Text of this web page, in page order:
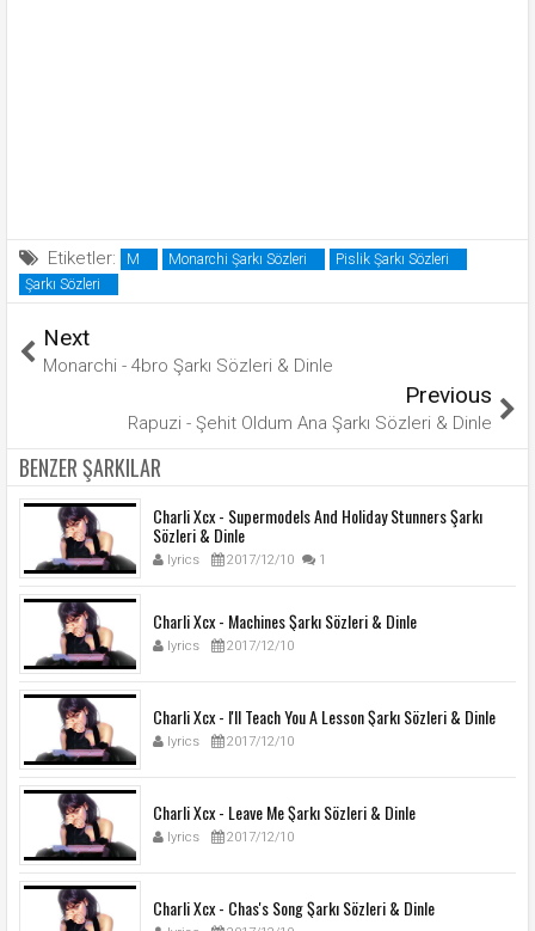
Etiketler: M Monarchi Şarkı Sözleri
Pislik Şarkı Sözleri
Şarkı Sözleri
Next
Monarchi - 4bro Şarkı Sözleri & Dinle
Previous
Rapuzi - Şehit Oldum Ana Şarkı Sözleri & Dinle
BENZER ŞARKILAR
Charli Xcx - Supermodels And Holiday Stunners Şarkı
Sözleri & Dinle
lyrics 2017/12/10 1
Charli Xcx - Machines Şarkı Sözleri & Dinle
lyrics 2017/12/10
Charli Xcx - I'll Teach You A Lesson Şarkı Sözleri & Dinle
lyrics 2017/12/10
Charli Xcx - Leave Me Şarkı Sözleri & Dinle
lyrics 2017/12/10
Charli Xcx - Chas's Song Şarkı Sözleri & Dinle